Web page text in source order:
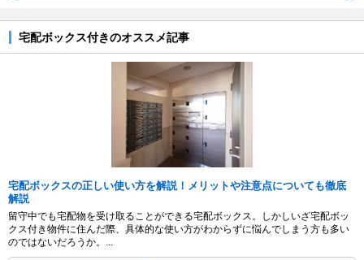
宅配ボックス付きのオススメ記事
宅配ボックスの正しい使い方を解説！メリットや注意点についても徹底
解説
留守中でも宅配物を受け取ることができる宅配ボックス。しかしいざ宅配ボッ
クス付き物件に住んだ際、具体的な使い方がわからずに悩んでしまう方も多い
のではないだろうか。...